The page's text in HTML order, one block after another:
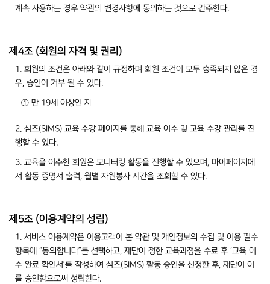
계속 사용하는 경우 약관의 변경사항에 동의하는 것으로 간주한다.
제4조 (회원의 자격 및 권리)
1. 회원의 조건은 아래와 같이 규정하며 회원 조건이 모두 충족되지 않은 경
우, 승인이 거부 될 수 있다.
① 만 19세 이상인 자
2. 심즈(SIMS) 교육 수강 페이지를 통해 교육 이수 및 교육 수강 관리를 진
행할 수 있다.
3. 교육을 이수한 회원은 모니터링 활동을 진행할 수 있으며, 마이페이지에
서 활동 증명서 출력, 월별 자원봉사 시간을 조회할 수 있다.
제5조 (이용계약의 성립)
1. 서비스 이용계약은 이용고객이 본 약관 및 개인정보의 수집 및 이용 필수
항목에 “동의합니다”를 선택하고, 재단이 정한 교육과정을 수료 후 ‘교육 이
수 완료 확인서’를 작성하여 심즈(SIMS) 활동 승인을 신청한 후, 재단이 이
를 승인함으로써 성립한다.